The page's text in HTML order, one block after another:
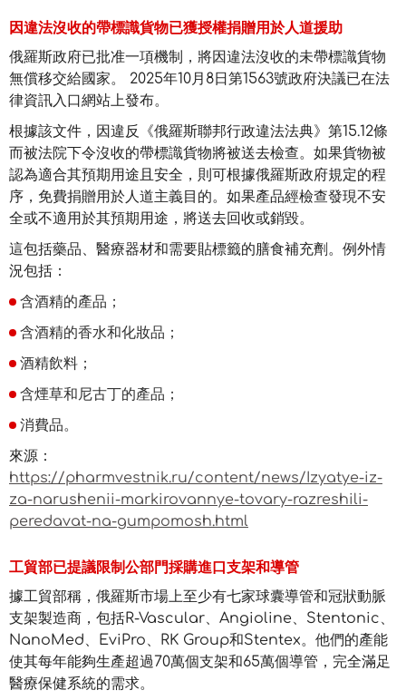
因違法沒收的帶標識貨物已獲授權捐贈用於人道援助
俄羅斯政府已批准一項機制，將因違法沒收的未帶標識貨物
無償移交給國家。 2025年10月8日第1563號政府決議已在法
律資訊入口網站上發布。
根據該文件，因違反《俄羅斯聯邦行政違法法典》第15.12條
而被法院下令沒收的帶標識貨物將被送去檢查。如果貨物被
認為適合其預期用途且安全，則可根據俄羅斯政府規定的程
序，免費捐贈用於人道主義目的。如果產品經檢查發現不安
全或不適用於其預期用途，將送去回收或銷毀。
這包括藥品、醫療器材和需要貼標籤的膳食補充劑。例外情
況包括：
含酒精的產品；
含酒精的香水和化妝品；
酒精飲料；
含煙草和尼古丁的產品；
消費品。
來源：
https://pharmvestnik.ru/content/news/Izyatye-iz-
za-narushenii-markirovannye-tovary-razreshili-
peredavat-na-gumpomosh.html
工貿部已提議限制公部門採購進口支架和導管
據工貿部稱，俄羅斯市場上至少有七家球囊導管和冠狀動脈
支架製造商，包括R-Vascular、Angioline、Stentonic、
NanoMed、EviPro、RK Group和Stentex。他們的產能
使其每年能夠生產超過70萬個支架和65萬個導管，完全滿足
醫療保健系統的需求。